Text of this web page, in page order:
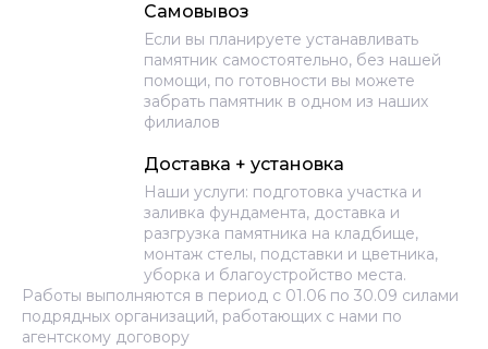
Самовывоз
Если вы планируете устанавливать
памятник самостоятельно, без нашей
помощи, по готовности вы можете
забрать памятник в одном из наших
филиалов
Доставка + установка
Наши услуги: подготовка участка и
заливка фундамента, доставка и
разгрузка памятника на кладбище,
монтаж стелы, подставки и цветника,
уборка и благоустройство места.
Работы выполняются в период с 01.06 по 30.09 силами
подрядных организаций, работающих с нами по
агентскому договору